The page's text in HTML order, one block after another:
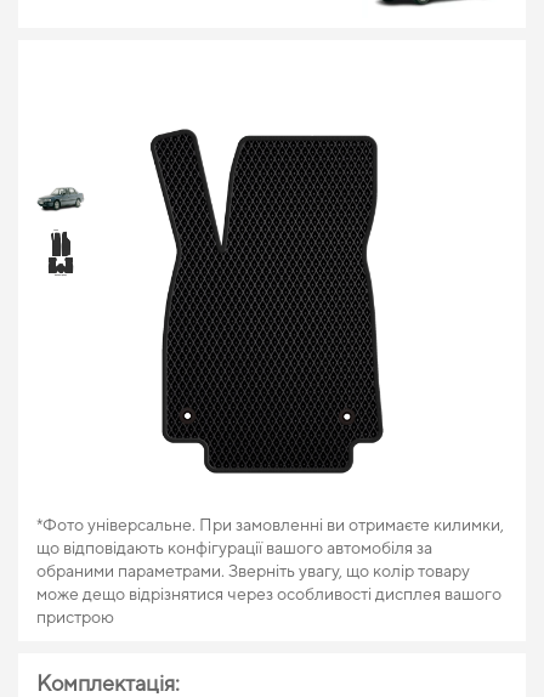
*Фото універсальне. При замовленні ви отримаєте килимки,
що відповідають конфігурації вашого автомобіля за
обраними параметрами. Зверніть увагу, що колір товару
може дещо відрізнятися через особливості дисплея вашого
пристрою
Комплектація: